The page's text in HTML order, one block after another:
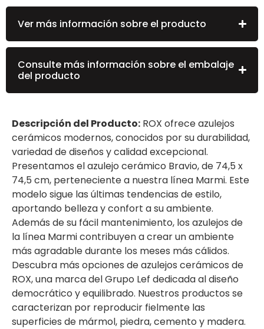
Ver más información sobre el producto
Consulte más información sobre el embalaje
del producto
Descripción del Producto: ROX ofrece azulejos
cerámicos modernos, conocidos por su durabilidad,
variedad de diseños y calidad excepcional.
Presentamos el azulejo cerámico Bravio, de 74,5 x
74,5 cm, perteneciente a nuestra línea Marmi. Este
modelo sigue las últimas tendencias de estilo,
aportando belleza y confort a su ambiente.
Además de su fácil mantenimiento, los azulejos de
la línea Marmi contribuyen a crear un ambiente
más agradable durante los meses más cálidos.
Descubra más opciones de azulejos cerámicos de
ROX, una marca del Grupo Lef dedicada al diseño
democrático y equilibrado. Nuestros productos se
caracterizan por reproducir fielmente las
superficies de mármol, piedra, cemento y madera.